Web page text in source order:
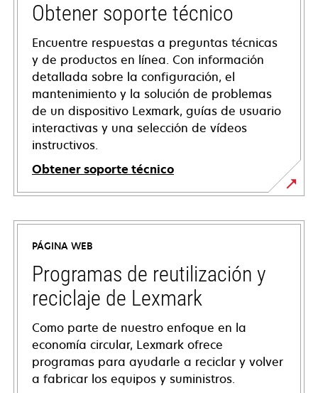
Obtener soporte técnico
Encuentre respuestas a preguntas técnicas
y de productos en línea. Con información
detallada sobre la configuración, el
mantenimiento y la solución de problemas
de un dispositivo Lexmark, guías de usuario
interactivas y una selección de vídeos
instructivos.
Obtener soporte técnico
se
abre
una
pestaña
nueva
PÁGINA WEB
Programas de reutilización y
reciclaje de Lexmark
Como parte de nuestro enfoque en la
economía circular, Lexmark ofrece
programas para ayudarle a reciclar y volver
a fabricar los equipos y suministros.